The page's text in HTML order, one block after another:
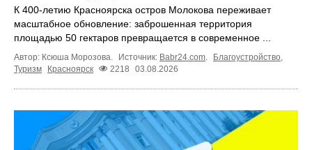
К 400-летию Красноярска остров Молокова переживает
масштабное обновление: заброшенная территория
площадью 50 гектаров превращается в современное ...
Автор: Ксюша Морозова. Источник: Babr24.com Благоустройство
Туризм
Красноярск 2218 03.08.2026